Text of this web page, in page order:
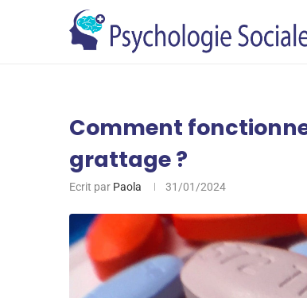
Comment
grattage ?
Ecrit par Paola 31/01/2024